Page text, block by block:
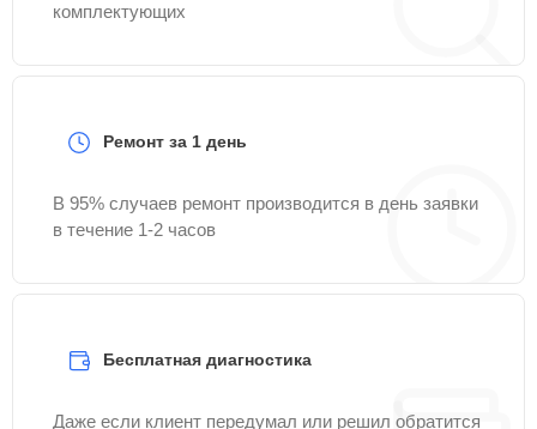
комплектующих
Ремонт за 1 день
В 95% случаев ремонт производится в день заявки
в течение 1-2 часов
Бесплатная диагностика
Даже если клиент передумал или решил обратится